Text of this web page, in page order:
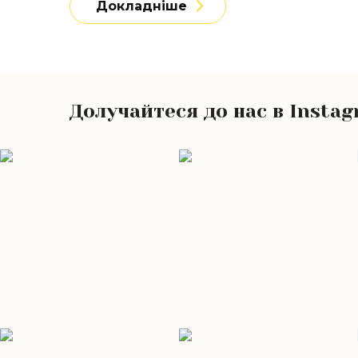
Докладніше
Долучайтеся до нас в